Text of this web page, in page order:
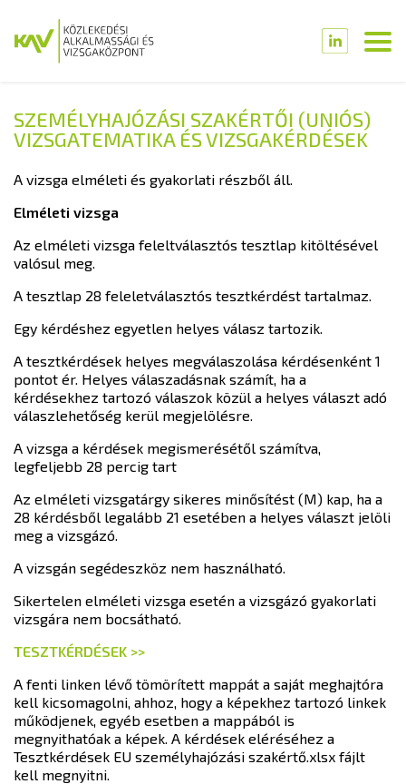
SZEMÉLYHAJÓZÁSI SZAKÉRTŐI (UNIÓS)
VIZSGATEMATIKA ÉS VIZSGAKÉRDÉSEK
A vizsga elméleti és gyakorlati részből áll.
Elméleti vizsga
Az elméleti vizsga feleltválasztós tesztlap kitöltésével
valósul meg.
A tesztlap 28 feleletválasztós tesztkérdést tartalmaz.
Egy kérdéshez egyetlen helyes válasz tartozik.
A tesztkérdések helyes megválaszolása kérdésenként 1
pontot ér. Helyes válaszadásnak számít, ha a
kérdésekhez tartozó válaszok közül a helyes választ adó
válaszlehetőség kerül megjelölésre.
A vizsga a kérdések megismerésétől számítva,
legfeljebb 28 percig tart
Az elméleti vizsgatárgy sikeres minősítést (M) kap, ha a
28 kérdésből legalább 21 esetében a helyes választ jelöli
meg a vizsgázó.
A vizsgán segédeszköz nem használható.
Sikertelen elméleti vizsga esetén a vizsgázó gyakorlati
vizsgára nem bocsátható.
TESZTKÉRDÉSEK >>
A fenti linken lévő tömörített mappát a saját meghajtóra
kell kicsomagolni, ahhoz, hogy a képekhez tartozó linkek
működjenek, egyéb esetben a mappából is
megnyithatóak a képek. A kérdések eléréséhez a
Tesztkérdések EU személyhajózási szakértő.xlsx fájlt
kell megnyitni.